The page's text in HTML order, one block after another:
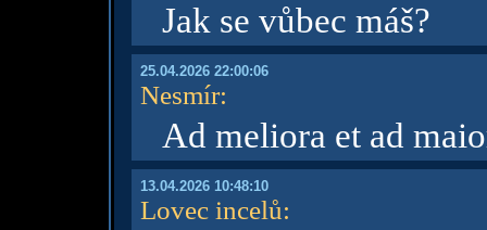
Jak se vůbec máš?
25.04.2026 22:00:06
Nesmír:
Ad meliora et ad
13.04.2026 10:48:10
Lovec incelů: